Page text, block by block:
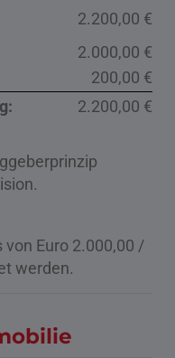
2.200,00 €
2.000,00 €
200,00 €
2.200,00 €
von Euro 2.000,00 /
werden.